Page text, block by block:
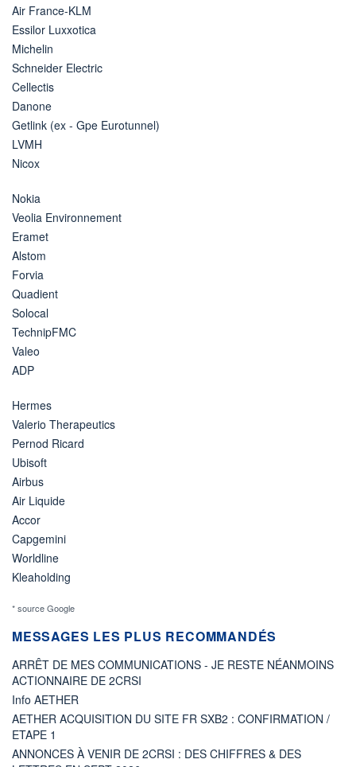
Air France-KLM
Essilor Luxxotica
Michelin
Schneider Electric
Cellectis
Danone
Getlink (ex - Gpe Eurotunnel)
LVMH
Nicox
Nokia
Veolia Environnement
Eramet
Alstom
Forvia
Quadient
Solocal
TechnipFMC
Valeo
ADP
Hermes
Valerio Therapeutics
Pernod Ricard
Ubisoft
Airbus
Air Liquide
Accor
Capgemini
Worldline
Kleaholding
* source Google
MESSAGES LES PLUS RECOMMANDÉS
ARRÊT DE MES COMMUNICATIONS - JE RESTE NÉANMOINS
ACTIONNAIRE DE 2CRSI
Info AETHER
AETHER ACQUISITION DU SITE FR SXB2 : CONFIRMATION /
ETAPE 1
ANNONCES À VENIR DE 2CRSI : DES CHIFFRES & DES